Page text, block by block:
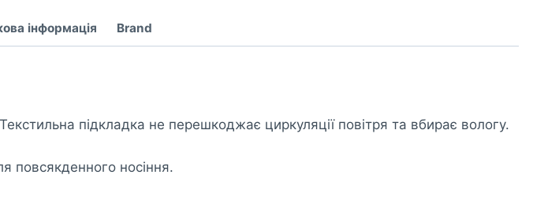
інформація Brand
підкладка не перешкоджає циркуляції повітря та вбирає вологу.
повсякденного носіння.